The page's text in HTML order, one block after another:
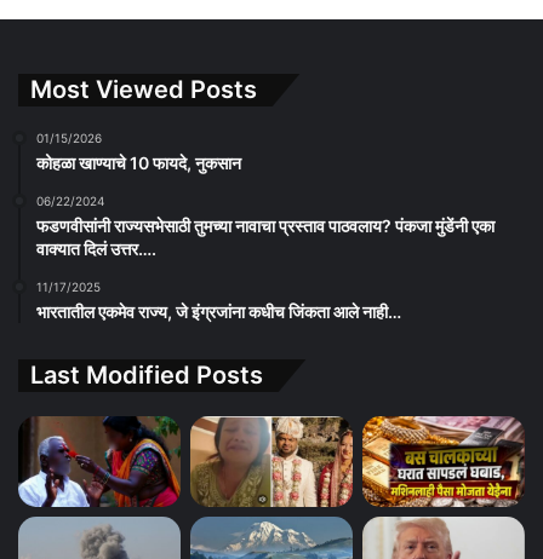
Most Viewed Posts
01/15/2026
कोहळा खाण्याचे 10 फायदे, नुकसान
06/22/2024
फडणवीसांनी राज्यसभेसाठी तुमच्या नावाचा प्रस्ताव पाठवलाय? पंकजा मुंडेंनी एका
वाक्यात दिलं उत्तर….
11/17/2025
भारतातील एकमेव राज्य, जे इंग्रजांना कधीच जिंकता आले नाही…
Last Modified Posts